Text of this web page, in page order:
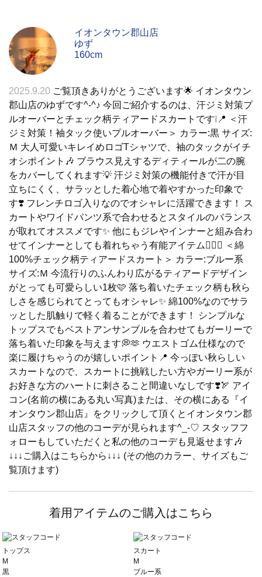
イオンタウン郡山店
ゆず
160cm
2025.9.20 ご覧頂きありがとうございます🌟 イオンタウン
郡山店のゆずです^-^♪ 今回ご紹介するのは、汗ジミ対策プ
ルオーバーとチェック柄ティアードスカートです❕📍 ＜汗
ジミ対策！袖タック使いプルオーバー＞ カラー:黒 サイズ:
Ｍ 大人可愛いキレイめロゴTシャツで、袖のタックがイチ
オシポイント🎶 ブラウス見えするディティールが二の腕
をカバーしてくれます💡 汗ジミ対策の機能付きで汗が目
立ちにくく、サラッとした着心地で着やすかった印象で
す❣️ フレンチロゴ入りなのでオシャレに活躍できます！ ス
カートやワイドパンツ系で合わせるとスタイルのバランス
が取れてオススメです✨️ 他にもジレやインナーと組み合わ
せてインナーとしても着れちゃう有能アイテム🙆🏻‍♀️ ＜綿
100%チェック柄ティアードスカート＞ カラー:ブルー系
サイズ:Ｍ 今流行りのふんわり広がるティアードデザイン
がとっても可愛らしい1枚🩷 落ち着いたチェック柄も秋ら
しさを感じられてとってもオシャレ✨️ 綿100%なのでサラ
ッとした肌触りで軽く着ることができます！ シンプルな
トップスでもベストアンサンブルを合わせてもガーリーで
落ち着いた印象を与えます💭🫶 ウエストゴム仕様なので
楽に履けちゃうのが嬉しいポイント📍 今っぽい秋らしい
スカートなので、スカートに挑戦したい方やガーリー系が
お好きな方のハートに刺さること間違いなしです❣️🏹 アイ
コン(名前の横にある丸い写真)または、その横にある『イ
オンタウン郡山店』をクリックして頂くとイオンタウン郡
山店スタッフの他のコーデが見られます^_-♡ スタッフフ
ォローもしていただくと私の他のコーデも見返せます🎶
↓↓↓ご購入はこちらから↓↓↓ (その他のカラー、サイズもご
覧頂けます)
着用アイテムのご購入はこちら
トップス
M
黒
スカート
M
ブルー系